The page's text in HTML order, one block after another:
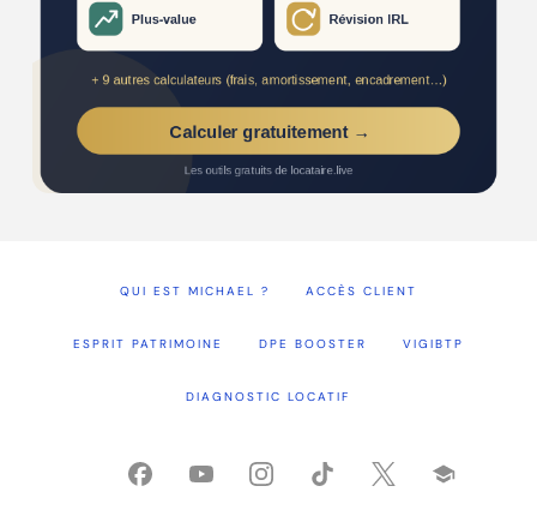
QUI EST MICHAEL ? ACCÈS CLIENT
ESPRIT PATRIMOINE DPE BOOSTER VIGIBTP
DIAGNOSTIC LOCATIF